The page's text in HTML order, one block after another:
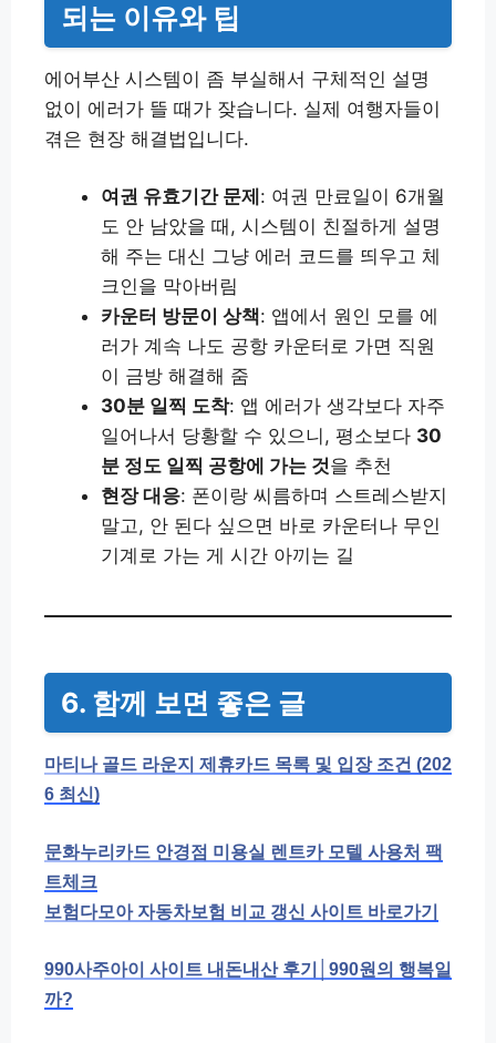
되는 이유와 팁
에어부산 시스템이 좀 부실해서 구체적인 설명
없이 에러가 뜰 때가 잦습니다. 실제 여행자들이
겪은 현장 해결법입니다.
여권 유효기간 문제 : 여권 만료일이 6개월
도 안 남았을 때, 시스템이 친절하게 설명
해 주는 대신 그냥 에러 코드를 띄우고 체
크인을 막아버림
카운터 방문이 상책: 앱에서 원인 모를 에
러가 계속 나도 공항 카운터로 가면 직원
이 금방 해결해 줌
30분 일찍 도착: 앱 에러가 생각보다 자주
일어나서 당황할 수 있으니, 평소보다 30
분 정도 일찍 공항에 가는 것을 추천
현장 대응: 폰이랑 씨름하며 스트레스받지
말고, 안 된다 싶으면 바로 카운터나 무인
기계로 가는 게 시간 아끼는 길
6. 함께 보면 좋은 글
마티나 골드 라운지 제휴카드 목록 및 입장 조건 (202
6 최신)
문화누리카드 안경점 미용실 렌트카 모텔 사용처 팩
트체크
보험다모아 자동차보험 비교 갱신 사이트 바로가기
990사주아이 사이트 내돈내산 후기│990원의 행복일
까?